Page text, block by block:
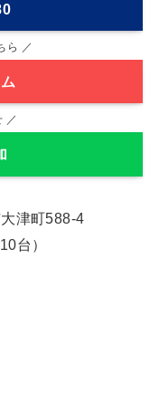
ら ／
／
津町588-4
台）